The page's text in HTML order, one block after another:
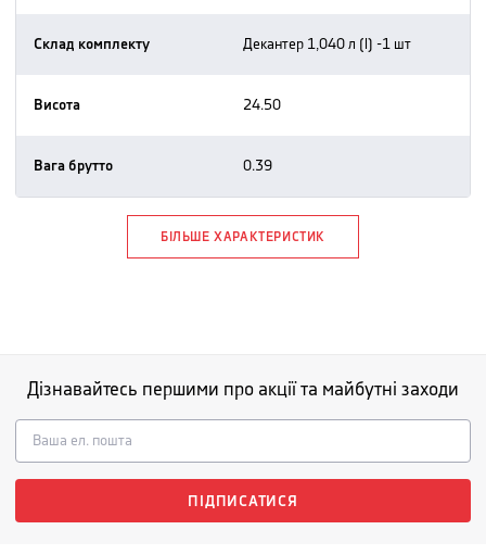
Склад комплекту декантер 1,040 л (l) -1 шт
Висота 24.50
Вага брутто 0.39
БІЛЬШЕ ХАРАКТЕРИСТИК
Дізнавайтесь першими про акції та майбутні заходи
ПІДПИСАТИСЯ